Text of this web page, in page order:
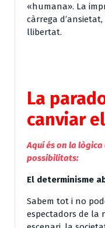
«humana». La
càrrega
llibertat.
La
canviar
Aquí és on la
possibilitats:
El determinisme
Sabem tot i no
espectadors de la